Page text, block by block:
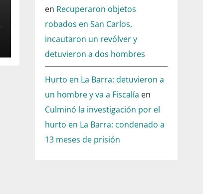
en Recuperaron objetos
robados en San Carlos,
incautaron un revólver y
detuvieron a dos hombres
Hurto en La Barra: detuvieron a
un hombre y va a Fiscalía en
Culminó la investigación por el
hurto en La Barra: condenado a
13 meses de prisión